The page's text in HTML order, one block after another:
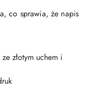
co sprawia, że napis
ze złotym uchem i